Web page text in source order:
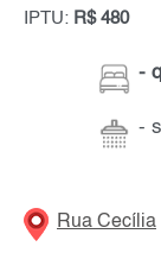
IPTU: R$ 480
-
-
Rua Cecília